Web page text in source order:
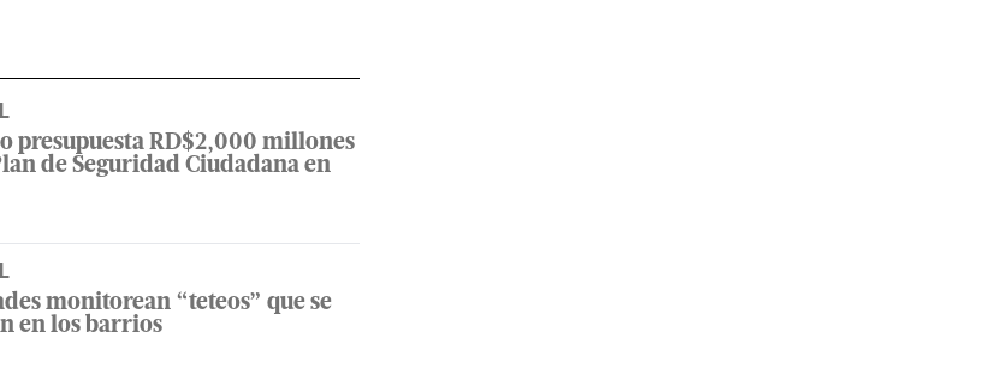
presupuesta RD$2,000 millones
de Seguridad Ciudadana en
monitorean “teteos” que se
en los barrios